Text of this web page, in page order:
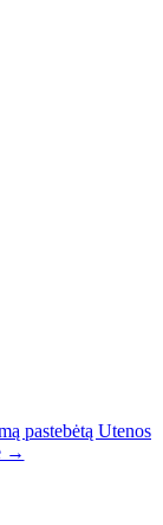
pastebėtą Utenos
→